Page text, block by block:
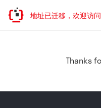
网站地址已迁移，欢迎访
Thanks